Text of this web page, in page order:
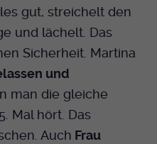
gut, streichelt den
und lächelt. Das
Sicherheit. Martina
und
man die gleiche
Mal hört. Das
Auch Frau